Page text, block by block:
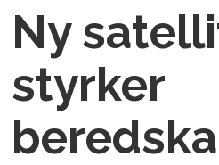
Ny
styrker